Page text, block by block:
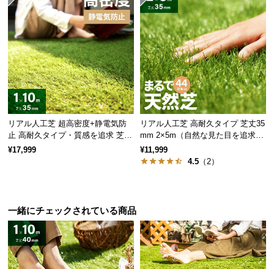
グ
企
業
情
報
葉に 「UVカット加工」を施し、紫外線による色褪せ
を軽減。キレイな緑色を長く楽しむことが出来ま
す。
リアル人工芝 超高密度+静電気防
止 高耐久タイプ・質感を追求 芝丈
35mm 1×10m
¥17,999
リアル人工芝 高耐久タイプ 芝丈35
mm 2×5m（自然な見た目を追求・
U字ピン付属）
¥11,999
4.5 （2）
一緒にチェックされている商品